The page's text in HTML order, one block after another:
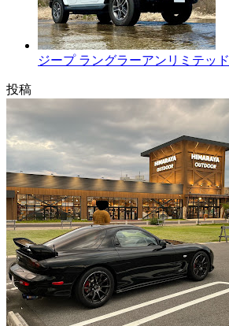
ジープ ラングラーアンリミテッド
投稿